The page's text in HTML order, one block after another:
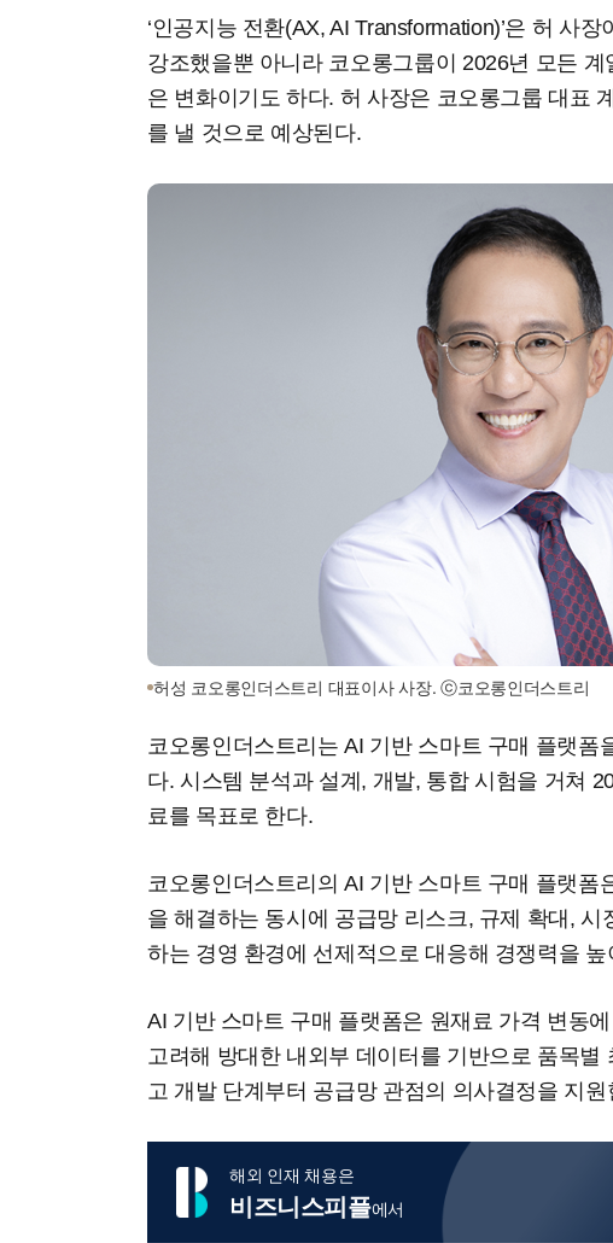
‘인공지능 전환(AX, AI Transformation)’은 허 사
강조했을뿐 아니라 코오롱그룹이 2026년 모든
은 변화이기도 하다. 허 사장은 코오롱그룹 대표
를 낼 것으로 예상된다.
허성 코오롱인더스트리 대표이사 사장. ⓒ코오롱인더스트리
코오롱인더스트리는 AI 기반 스마트 구매 플랫폼
다. 시스템 분석과 설계, 개발, 통합 시험을 거쳐
료를 목표로 한다.
코오롱인더스트리의 AI 기반 스마트 구매 플랫폼
을 해결하는 동시에 공급망 리스크, 규제 확대, 시
하는 경영 환경에 선제적으로 대응해 경쟁력을
AI 기반 스마트 구매 플랫폼은 원재료 가격 변동
고려해 방대한 내외부 데이터를 기반으로 품목별
고 개발 단계부터 공급망 관점의 의사결정을 지원
해외 인재 채용은
비즈니스피플에서